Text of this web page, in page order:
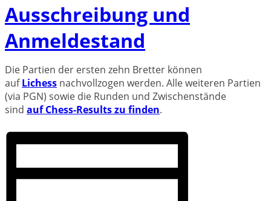
Ausschreibung und
Anmeldestand
Die Partien der ersten zehn Bretter können
aufLichess nachvollzogen werden. Alle weiteren Partien
(via PGN) sowie die Runden und Zwischenstände
sind auf Chess-Results zu finden.